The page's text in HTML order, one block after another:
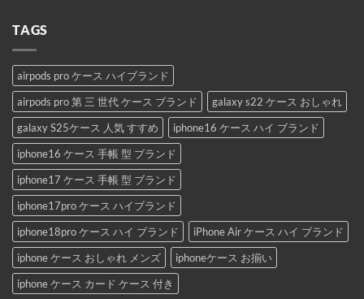
TAGS
airpods pro ケース ハイブランド
airpods pro 第 三 世代 ケース ブランド
galaxy s22 ケース おしゃれ
galaxy S25ケース 人気 すすめ
iphone16 ケース ハイ ブランド
iphone16 ケース 手帳 型 ブランド
iphone17 ケース 手帳 型 ブランド
iphone17pro ケース ハイブランド
iphone18pro ケース ハイ ブランド
iPhone Air ケース ハイ ブランド
iphone ケース おしゃれ メンズ
iphoneケース お揃い
iphone ケース カード ケース 付き